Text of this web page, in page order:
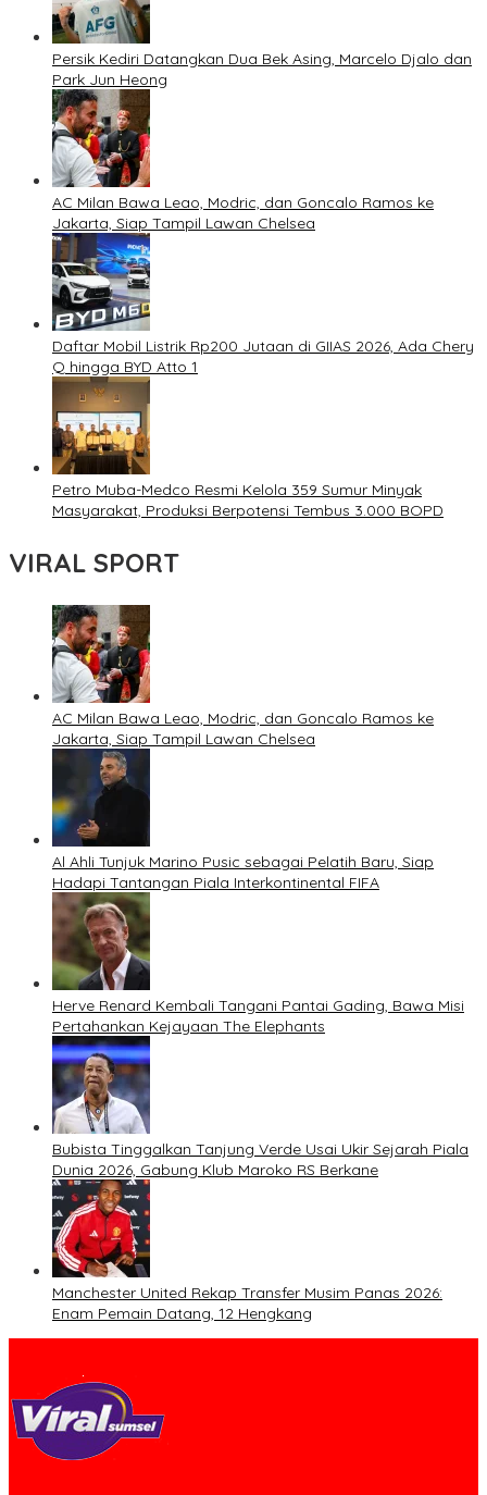
Persik Kediri Datangkan Dua Bek Asing, Marcelo Djalo dan
Park Jun Heong
AC Milan Bawa Leao, Modric, dan Goncalo Ramos ke
Jakarta, Siap Tampil Lawan Chelsea
Daftar Mobil Listrik Rp200 Jutaan di GIIAS 2026, Ada Chery
Q hingga BYD Atto 1
Petro Muba-Medco Resmi Kelola 359 Sumur Minyak
Masyarakat, Produksi Berpotensi Tembus 3.000 BOPD
VIRAL SPORT
AC Milan Bawa Leao, Modric, dan Goncalo Ramos ke
Jakarta, Siap Tampil Lawan Chelsea
Al Ahli Tunjuk Marino Pusic sebagai Pelatih Baru, Siap
Hadapi Tantangan Piala Interkontinental FIFA
Herve Renard Kembali Tangani Pantai Gading, Bawa Misi
Pertahankan Kejayaan The Elephants
Bubista Tinggalkan Tanjung Verde Usai Ukir Sejarah Piala
Dunia 2026, Gabung Klub Maroko RS Berkane
Manchester United Rekap Transfer Musim Panas 2026:
Enam Pemain Datang, 12 Hengkang